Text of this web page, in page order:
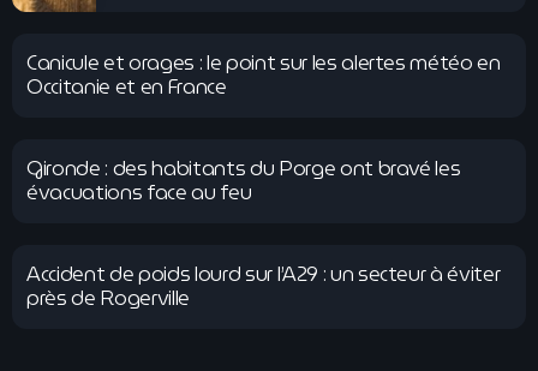
Canicule et orages : le point sur les alertes météo en
Occitanie et en France
Gironde : des habitants du Porge ont bravé les
évacuations face au feu
Accident de poids lourd sur l’A29 : un secteur à éviter
près de Rogerville